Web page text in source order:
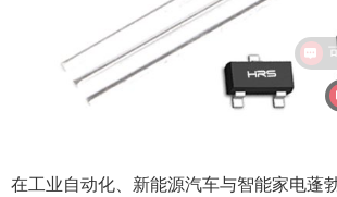
在工业自动化、新能源汽车与智能家电蓬